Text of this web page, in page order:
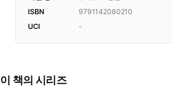
ISBN
9791142080210
UCI
-
이 책의 시리즈